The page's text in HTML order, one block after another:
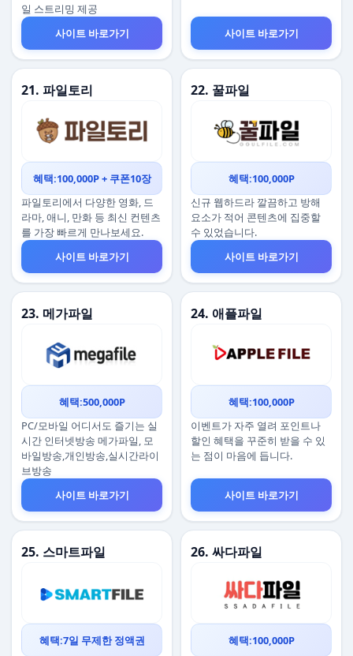
일 스트리밍 제공
사이트 바로가기
사이트 바로가기
21. 파일토리
혜택:100,000P + 쿠폰10장
파일토리에서 다양한 영화, 드
라마, 애니, 만화 등 최신 컨텐츠
를 가장 빠르게 만나보세요.
사이트 바로가기
22. 꿀파일
혜택:100,000P
신규 웹하드라 깔끔하고 방해
요소가 적어 콘텐츠에 집중할
수 있었습니다.
사이트 바로가기
23. 메가파일
혜택:500,000P
PC/모바일 어디서도 즐기는 실
시간 인터넷방송 메가파일, 모
바일방송,개인방송,실시간라이
브방송
사이트 바로가기
24. 애플파일
혜택:100,000P
이벤트가 자주 열려 포인트나
할인 혜택을 꾸준히 받을 수 있
는 점이 마음에 듭니다.
사이트 바로가기
25. 스마트파일
혜택:7일 무제한 정액권
26. 싸다파일
혜택:100,000P